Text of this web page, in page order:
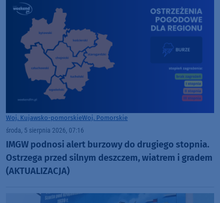
Woj. Kujawsko-pomorskieWoj. Pomorskie
środa, 5 sierpnia 2026, 07:16
IMGW podnosi alert burzowy do drugiego stopnia.
Ostrzega przed silnym deszczem, wiatrem i gradem
(AKTUALIZACJA)